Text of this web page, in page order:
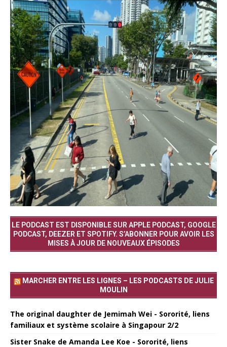
LE PODCAST EST DISPONIBLE SUR APPLE PODCAST, GOOGLE
PODCAST, DEEZER ET SPOTIFY. S’ABONNER POUR AVOIR LES
MISES À JOUR DE NOUVEAUX ÉPISODES
MARCHER ENTRE LES LIGNES – LES PODCASTS DE JULIE
MOULIN
The original daughter de Jemimah Wei - Sororité, liens
familiaux et système scolaire à Singapour 2/2
Sister Snake de Amanda Lee Koe - Sororité, liens